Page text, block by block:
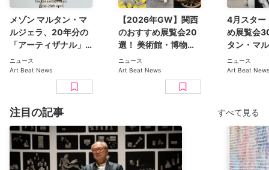
メゾン マルタン・マ
ルジェラ、20年分の
「アーティザナル」
コレクションが一堂
に集結する展覧会。
代官山で4月開催
ニュース
Art Beat News
【2026年GW】関西
のおすすめ展覧会20
選！ 美術館・博物館
の最新アート展：ル
ノワール、古代エジ
プト、マルタン・マ
ルジェラ、中西夏之
ニュース
Art Beat News
4月スター
め展覧会
タン・マ
森英恵、
ニュース
Art Beat News
注目の記事 すべて見る